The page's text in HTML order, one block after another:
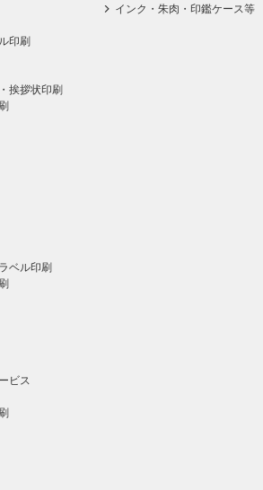
印刷
挨拶状印刷
ベル印刷
ビス
インク・朱肉・印鑑ケース等